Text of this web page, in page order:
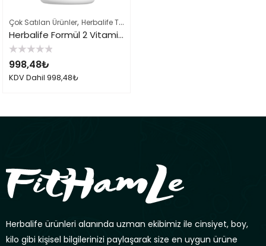
Çok Satılan Ürünler, Herbalife Takviye Edici Gıdalar
Herbalife Formül 2 Vitamin Mineral Erkek İçin
5
üzerinden
0
oy
998,48₺
KDV Dahil 998,48₺
Herbalife ürünleri alanında uzman ekibimiz ile cinsiyet, boy,
kilo gibi kişisel bilgilerinizi paylaşarak size en uygun ürüne